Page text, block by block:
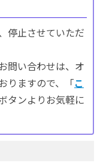
停止させていただ
問い合わせは、オ
りますので、「こ
タンよりお気軽に